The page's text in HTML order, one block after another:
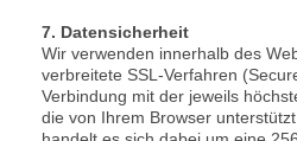
7. Datensicherheit
Wir verwenden innerhalb des
verbreitete SSL-Verfahren
Verbindung mit der jeweils
die von Ihrem Browser